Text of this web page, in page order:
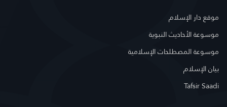
موقع دار الإسلام
موسوعة الأحاديث النبوية
موسوعة المصطلحات الإسلامية
بيان الإسلام
Tafsir Saadi